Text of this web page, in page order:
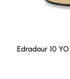
Average rating
Edradour 10